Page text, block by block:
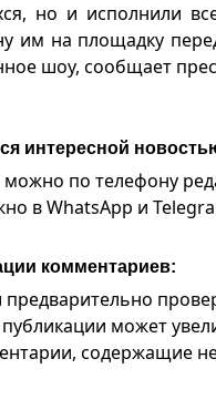
но и исполнили
им на площадку
шоу, сообщает
интересной
по телефону
в WhatsApp и
комментариев:
может
содержащие